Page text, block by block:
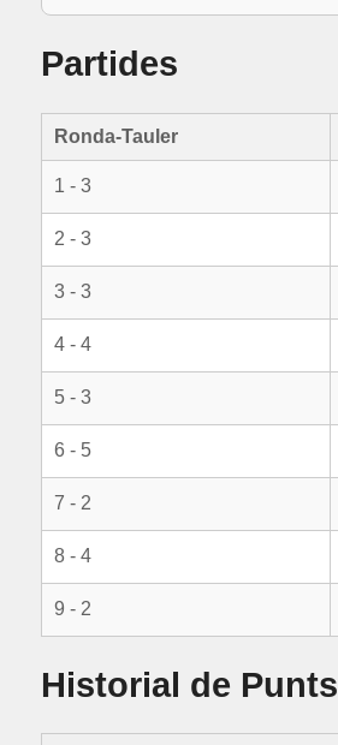
Partides
Ronda-Tauler
1 - 3
2 - 3
3 - 3
4 - 4
5 - 3
6 - 5
7 - 2
8 - 4
9 - 2
Historial de Punts